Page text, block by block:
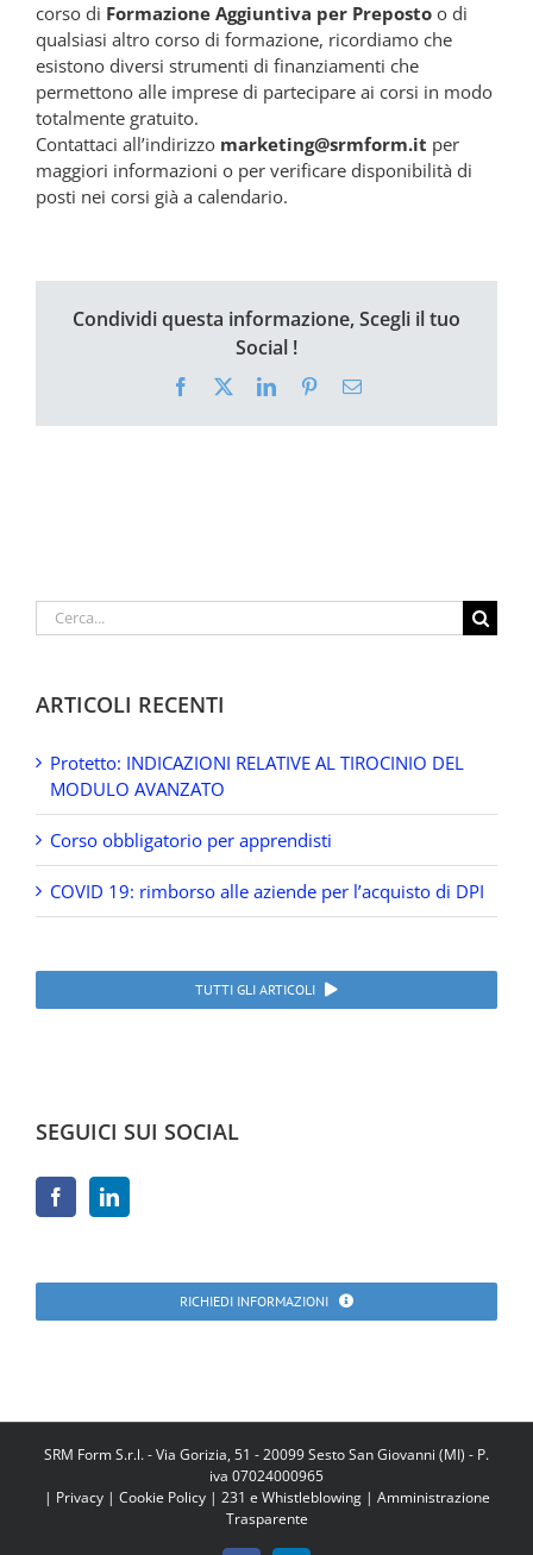
corso di Formazione Aggiuntiva per Preposto o di
qualsiasi altro corso di formazione, ricordiamo che
esistono diversi strumenti di finanziamenti che
permettono alle imprese di partecipare ai corsi in modo
totalmente gratuito.
Contattaci all’indirizzo marketing@srmform.it per
maggiori informazioni o per verificare disponibilità di
posti nei corsi già a calendario.
Condividi questa informazione, Scegli il tuo
Social !
Facebook LinkedInPinterestEmail
Cerca
per:
ARTICOLI RECENTI
Protetto: INDICAZIONI RELATIVE AL TIROCINIO DEL
MODULO AVANZATO
Corso obbligatorio per apprendisti
COVID 19: rimborso alle aziende per l’acquisto di DPI
TUTTI GLI ARTICOLI
SEGUICI SUI SOCIAL
RICHIEDI INFORMAZIONI
SRM Form S.r.l. - Via Gorizia, 51 - 20099 Sesto San Giovanni (MI) - P.
iva 07024000965
| Privacy| Cookie Policy| 231 e Whistleblowing| Amministrazione
Trasparente